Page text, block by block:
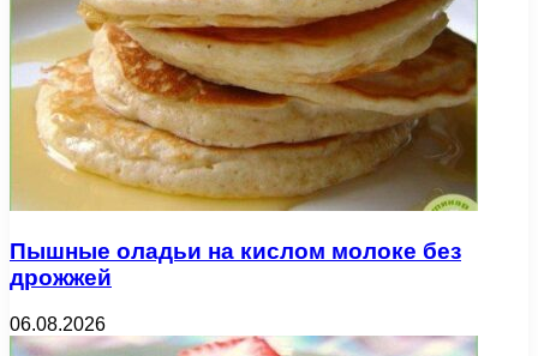
Пышные оладьи на кислом молоке без
дрожжей
06.08.2026